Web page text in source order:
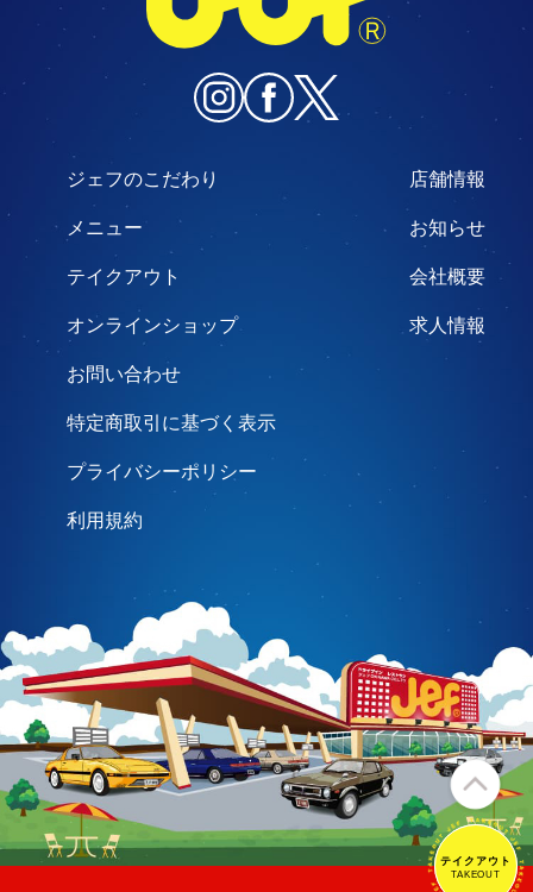
テイクアウト
TAKEOUT
テイクアウト
TAKEOUT
ジェフのこだわり
メニュー
テイクアウト
オンラインショップ
店舗情報
お知らせ
会社概要
求人情報
お問い合わせ
特定商取引に基づく表示
プライバシーポリシー
利用規約